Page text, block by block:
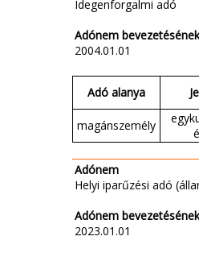
Idegenforgalmi adó
Adónem
2004.01.01
Adó alanya
magánszemély
Adónem
Helyi iparűzési adó
Adónem
2023.01.01